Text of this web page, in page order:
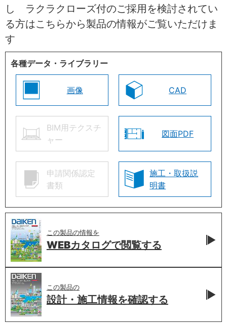
し ラクラクローズ付のご採用を検討されてい
る方はこちらから製品の情報がご覧いただけま
す
各種データ・ライブラリー
画像 CAD
BIM用テクスチ
ャー
図面PDF
申請関係認定
書類
施工・取扱説
明書
この製品の情報を
WEBカタログで閲覧する
この製品の
設計・施工情報を確認する